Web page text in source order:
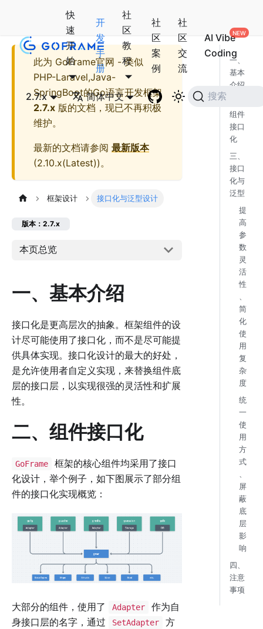
快
速
开
始
开
发
手
册
社
区
教
程
社
区
案
例
社
区
交
流
AI Vibe
Coding
2.7.x 简体中文 搜索
此为 GoFrame官网 - 类似
PHP-Laravel,Java-
SpringBoot的Go语言开发框架
2.7.x 版的文档，现已不再积极
维护。
最新的文档请参阅 最新版本
(2.10.x(Latest))。
框架设计 接口化与泛型设计
版本：2.7.x
本页总览
一、基本介绍
接口化是更高层次的抽象。框架组件的设
计尽可能使用了接口化，而不是尽可能提
供具体实现。接口化设计的最大的好处，
是允许使用者自定义实现，来替换组件底
层的接口层，以实现很强的灵活性和扩展
性。
二、组件接口化
GoFrame
框架的核心组件均采用了接口
化设计，举个例子，如下图展示了部分组
件的接口化实现概览：
大部分的组件，使用了 Adapter
作为自
身接口层的名字，通过
SetAdapter
方
一、
基本
介绍
组件
接口
化
三、
接口
化与
泛型
提
高
参
数
灵
活
性
、
简
化
使
用
复
杂
度
统
一
使
用
方
式
、
屏
蔽
底
层
影
响
四、
注意
事项